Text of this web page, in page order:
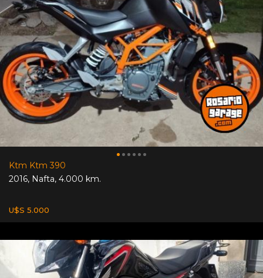
Ktm Ktm 390
2016, Nafta, 4.000 km.
U$S 5.000